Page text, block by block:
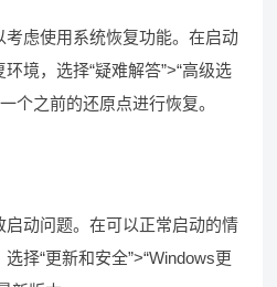
虑使用系统恢复功能。在启动
境，选择“疑难解答”>“高级选
个之前的还原点进行恢复。
动问题。在可以正常启动的情
择“更新和安全”>“Windows更